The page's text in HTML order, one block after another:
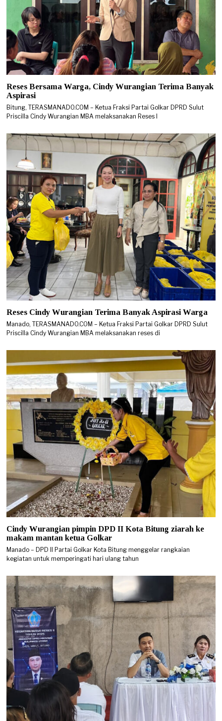
Reses Bersama Warga, Cindy Wurangian Terima Banyak
Aspirasi
Bitung, TERASMANADO.COM – Ketua Fraksi Partai Golkar DPRD Sulut
Priscilla Cindy Wurangian MBA melaksanakan Reses I
Reses Cindy Wurangian Terima Banyak Aspirasi Warga
Manado, TERASMANADO.COM – Ketua Fraksi Partai Golkar DPRD Sulut
Priscilla Cindy Wurangian MBA melaksanakan reses di
Cindy Wurangian pimpin DPD II Kota Bitung ziarah ke
makam mantan ketua Golkar
Manado – DPD II Partai Golkar Kota Bitung menggelar rangkaian
kegiatan untuk memperingati hari ulang tahun